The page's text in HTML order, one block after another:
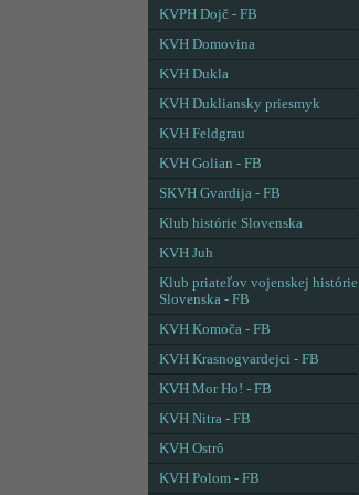
KVPH Dojč - FB
KVH Domovina
KVH Dukla
KVH Dukliansky priesmyk
KVH Feldgrau
KVH Golian - FB
SKVH Gvardija - FB
Klub histórie Slovenska
KVH Juh
Klub priateľov vojenskej histórie
Slovenska - FB
KVH Komoča - FB
KVH Krasnogvardejci - FB
KVH Mor Ho! - FB
KVH Nitra - FB
KVH Ostrô
KVH Polom - FB